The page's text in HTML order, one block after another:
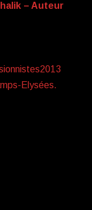
– Auteur
Elysées.